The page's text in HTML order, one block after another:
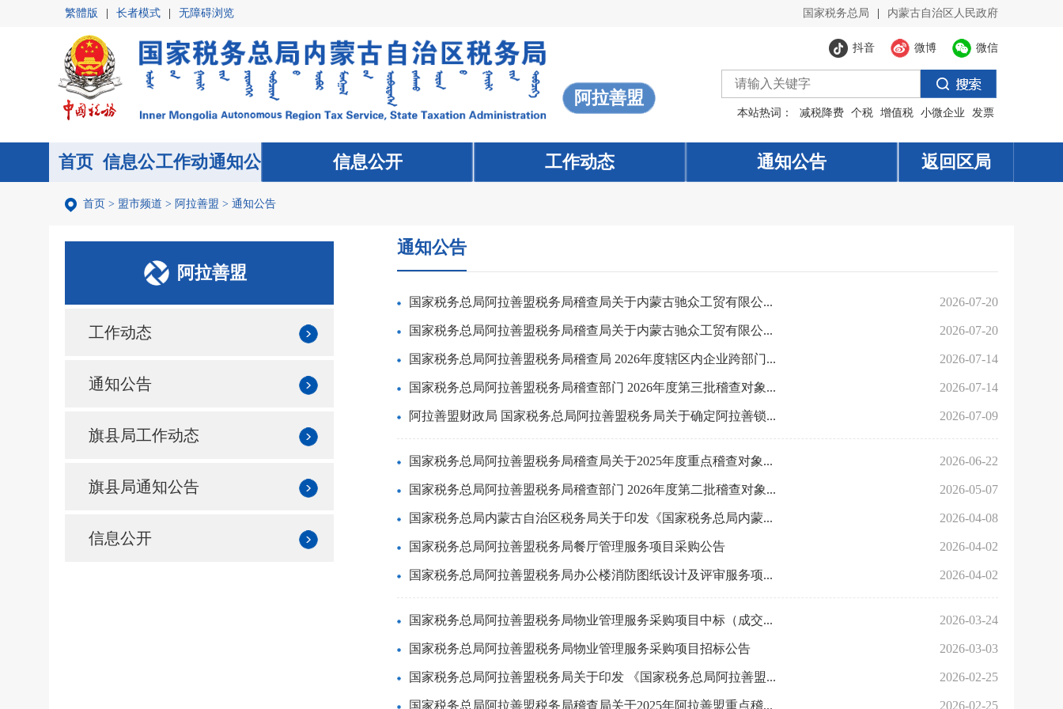
繁體版 长者模式 无障碍浏览 国家税务总局 内蒙古自治区人民政府
阿拉善盟
微信
微博
抖音
本站热词： 减税降费 个税 增值税 小微企业 发票
首页 信息公
开
工作动
态
通知公
告
首页 信息公开 工作动态 通知公告 返回区局
首页 > 盟市频道 > 阿拉善盟 > 通知公告
阿拉善盟
工作动态
通知公告
旗县局工作动态
旗县局通知公告
信息公开
通知公告
国家税务总局阿拉善盟税务局稽查局关于内蒙古驰众工贸有限公... 2026-07-20
国家税务总局阿拉善盟税务局稽查局关于内蒙古驰众工贸有限公... 2026-07-20
国家税务总局阿拉善盟税务局稽查局 2026年度辖区内企业跨部门... 2026-07-14
国家税务总局阿拉善盟税务局稽查部门 2026年度第三批稽查对象... 2026-07-14
阿拉善盟财政局 国家税务总局阿拉善盟税务局关于确定阿拉善锁... 2026-07-09
国家税务总局阿拉善盟税务局稽查局关于2025年度重点稽查对象... 2026-06-22
国家税务总局阿拉善盟税务局稽查部门 2026年度第二批稽查对象... 2026-05-07
国家税务总局内蒙古自治区税务局关于印发《国家税务总局内蒙... 2026-04-08
国家税务总局阿拉善盟税务局餐厅管理服务项目采购公告 2026-04-02
国家税务总局阿拉善盟税务局办公楼消防图纸设计及评审服务项... 2026-04-02
国家税务总局阿拉善盟税务局物业管理服务采购项目中标（成交... 2026-03-24
国家税务总局阿拉善盟税务局物业管理服务采购项目招标公告 2026-03-03
国家税务总局阿拉善盟税务局关于印发 《国家税务总局阿拉善盟... 2026-02-25
国家税务总局阿拉善盟税务局稽查局关于2025年阿拉善盟重点稽... 2026-02-25